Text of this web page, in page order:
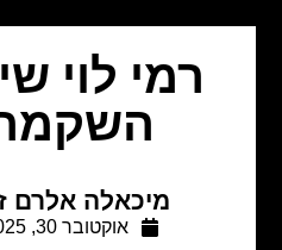
רמי לוי שיווק
השקמה
מיכאלה אלרם ז"ל
אוקטובר 30, 2025